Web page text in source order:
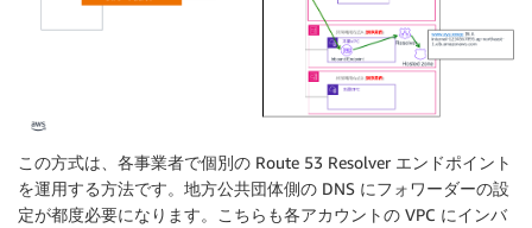
この方式は、各事業者で個別の Route 53 Resolver エンドポイント
を運用する方法です。地方公共団体側の DNS にフォワーダーの設
定が都度必要になります。こちらも各アカウントの VPC にインバ